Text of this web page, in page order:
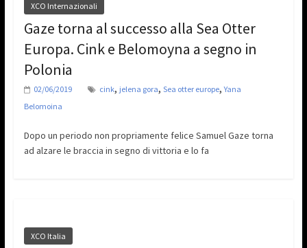
XCO Internazionali
Gaze torna al successo alla Sea Otter
Europa. Cink e Belomoyna a segno in
Polonia
02/06/2019 cink, jelena gora, Sea otter europe,Yana
Belomoina
Dopo un periodo non propriamente felice Samuel Gaze torna
ad alzare le braccia in segno di vittoria e lo fa
XCO Italia